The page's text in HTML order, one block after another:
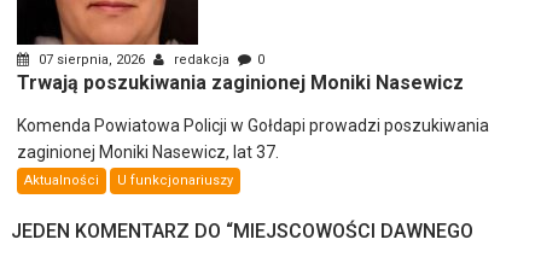
07 sierpnia, 2026 redakcja 0
Trwają poszukiwania zaginionej Moniki Nasewicz
Komenda Powiatowa Policji w Gołdapi prowadzi poszukiwania
zaginionej Moniki Nasewicz, lat 37.
Aktualności U funkcjonariuszy
JEDEN KOMENTARZ DO “MIEJSCOWOŚCI DAWNEGO